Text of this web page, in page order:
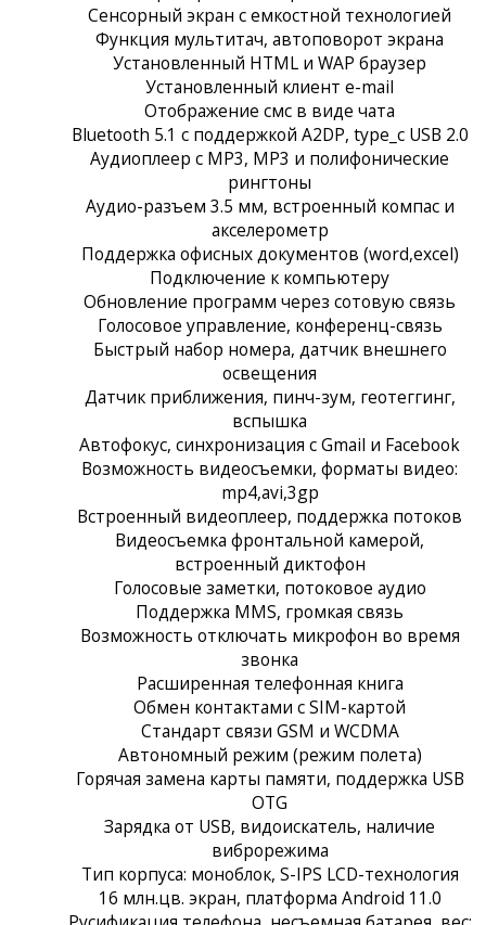
Сенсорный экран c емкостной технологией
Функция мультитач, автоповорот экрана
Установленный HTML и WAP браузер
Установленный клиент e-mail
Отображение смс в виде чата
Bluetooth 5.1 с поддержкой A2DP, type_c USB 2.0
Аудиоплеер с MP3, MP3 и полифонические
рингтоны
Аудио-разъем 3.5 мм, встроенный компас и
акселерометр
Поддержка офисных документов (word,excel)
Подключение к компьютеру
Обновление программ через сотовую связь
Голосовое управление, конференц-связь
Быстрый набор номера, датчик внешнего
освещения
Датчик приближения, пинч-зум, геотеггинг,
вспышка
Автофокус, синхронизация с Gmail и Facebook
Возможность видеосъемки, форматы видео:
mp4,avi,3gp
Встроенный видеоплеер, поддержка потоков
Видеосъемка фронтальной камерой,
встроенный диктофон
Голосовые заметки, потоковое аудио
Поддержка MMS, громкая связь
Возможность отключать микрофон во время
звонка
Расширенная телефонная книга
Обмен контактами с SIM-картой
Стандарт связи GSM и WCDMA
Автономный режим (режим полета)
Горячая замена карты памяти, поддержка USB
OTG
Зарядка от USB, видоискатель, наличие
виброрежима
Тип корпуса: моноблок, S-IPS LCD-технология
16 млн.цв. экран, платформа Android 11.0